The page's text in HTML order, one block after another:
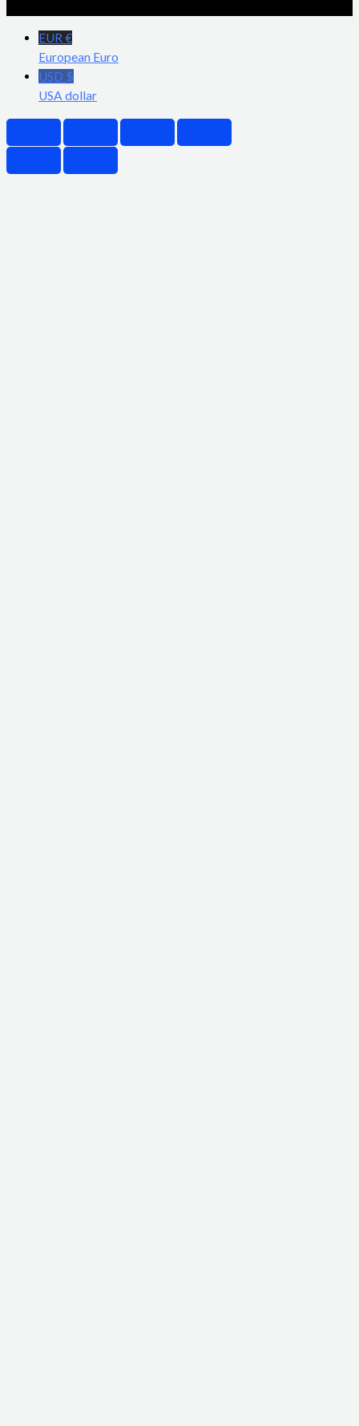
EUR €
European Euro
USD $
USA dollar